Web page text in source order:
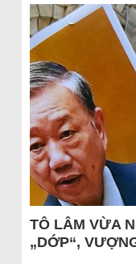
TÔ LÂM VỪA
„DỚP“,